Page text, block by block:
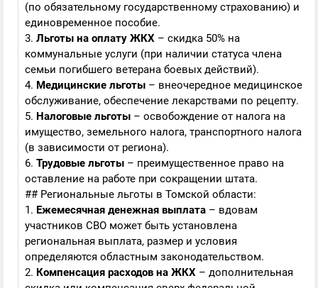
(по обязательному государственному страхованию) и
единовременное пособие.
3. Льготы на оплату ЖКХ – скидка 50% на
коммунальные услуги (при наличии статуса члена
семьи погибшего ветерана боевых действий).
4. Медицинские льготы – внеочередное медицинское
обслуживание, обеспечение лекарствами по рецепту.
5. Налоговые льготы – освобождение от налога на
имущество, земельного налога, транспортного налога
(в зависимости от региона).
6. Трудовые льготы – преимущественное право на
оставление на работе при сокращении штата.
## Региональные льготы в Томской области:
1. Ежемесячная денежная выплата – вдовам
участников СВО может быть установлена
региональная выплата, размер и условия
определяются областным законодательством.
2. Компенсация расходов на ЖКХ – дополнительная